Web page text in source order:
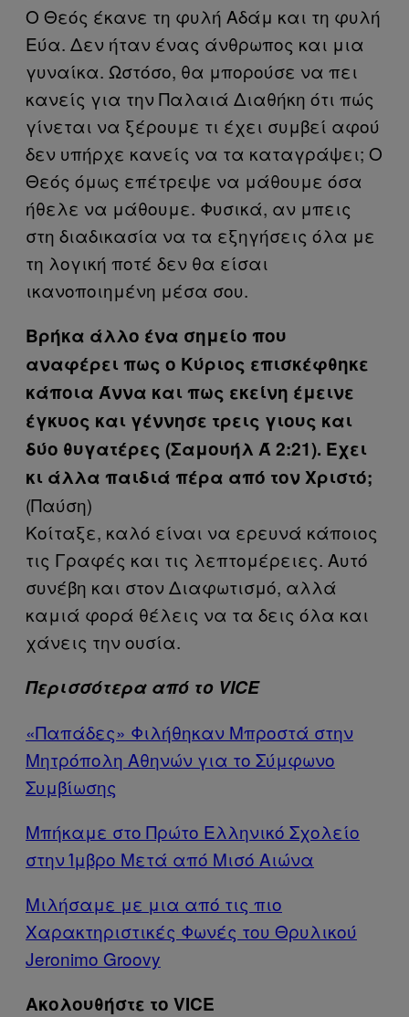
Ο Θεός έκανε τη φυλή Αδάμ και τη φυλή
Εύα. Δεν ήταν ένας άνθρωπος και μια
γυναίκα. Ωστόσο, θα μπορούσε να πει
κανείς για την Παλαιά Διαθήκη ότι πώς
γίνεται να ξέρουμε τι έχει συμβεί αφού
δεν υπήρχε κανείς να τα καταγράψει; Ο
Θεός όμως επέτρεψε να μάθουμε όσα
ήθελε να μάθουμε. Φυσικά, αν μπεις
στη διαδικασία να τα εξηγήσεις όλα με
τη λογική ποτέ δεν θα είσαι
ικανοποιημένη μέσα σου.
Βρήκα άλλο ένα σημείο που
αναφέρει πως ο Κύριος επισκέφθηκε
κάποια Άννα και πως εκείνη έμεινε
έγκυος και γέννησε τρεις γιους και
δύο θυγατέρες (Σαμουήλ Ά 2:21). Έχει
κι άλλα παιδιά πέρα από τον Χριστό;
(Παύση)
Κοίταξε, καλό είναι να ερευνά κάποιος
τις Γραφές και τις λεπτομέρειες. Αυτό
συνέβη και στον Διαφωτισμό, αλλά
καμιά φορά θέλεις να τα δεις όλα και
χάνεις την ουσία.
Περισσότερα από το VICE
«Παπάδες» Φιλήθηκαν Μπροστά στην
Μητρόπολη Αθηνών για το Σύμφωνο
Συμβίωσης
Μπήκαμε στο Πρώτο Ελληνικό Σχολείο
στην Ίμβρο Μετά από Μισό Αιώνα
Μιλήσαμε με μια από τις πιο
Χαρακτηριστικές Φωνές του Θρυλικού
Jeronimo Groovy
Ακολουθήστε το VICE